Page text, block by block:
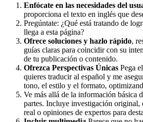
Enfócate en las necesidades del
proporciona el texto en inglés que
Pregúntate: ¿Qué está tratando de
llega a esta página?
Ofrece soluciones y hazlo rápido,
guías claras para coincidir con su
de tu publicación o contenido.
Ofrezca Perspectivas Únicas Pega
quieres traducir al español y me
tono, el estilo y el formato,
Ve más allá de la información básica
partes. Incluye investigación original,
real o opiniones de expertos para